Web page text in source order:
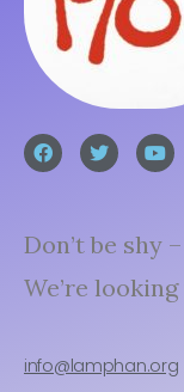
Don’t be shy
We’re
info@lamphan.org